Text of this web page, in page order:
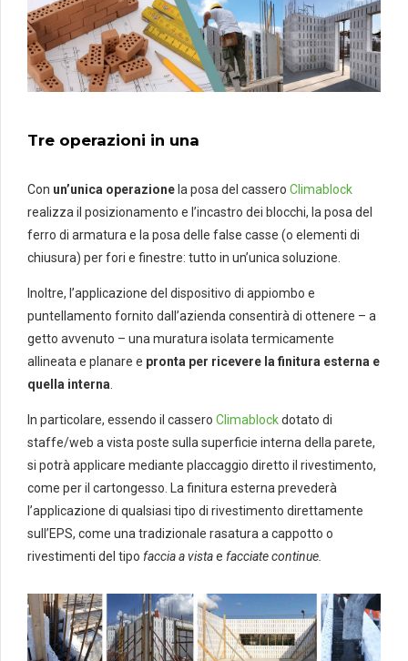
Tre operazioni in una
Con un’unica operazione la posa del cassero Climablock
realizza il posizionamento e l’incastro dei blocchi, la posa del
ferro di armatura e la posa delle false casse (o elementi di
chiusura) per fori e finestre: tutto in un’unica soluzione.
Inoltre, l’applicazione del dispositivo di appiombo e
puntellamento fornito dall’azienda consentirà di ottenere – a
getto avvenuto – una muratura isolata termicamente
allineata e planare e pronta per ricevere la finitura esterna e
quella interna
In particolare, essendo il cassero Climablockdotato di
staffe/web a vista poste sulla superficie interna della parete,
si potrà applicare mediante placcaggio diretto il rivestimento,
come per il cartongesso. La finitura esterna prevederà
l’applicazione di qualsiasi tipo di rivestimento direttamente
sull’EPS, come una tradizionale rasatura a cappotto o
rivestimenti del tipo faccia a vistae facciate continue.